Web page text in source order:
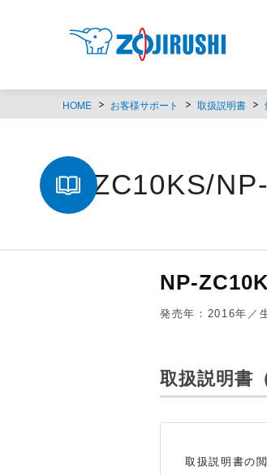
HOME お客様サポート 取扱説明書
NP-ZC10KS/
NP-
発売年：2016年／
取扱説明書
取扱説明書の